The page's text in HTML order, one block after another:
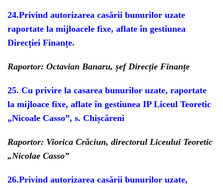
24.Privind autorizarea casării bunurilor uzate
raportate la mijloacele fixe, aflate în gestiunea
Direcției Finanțe.
Raportor: Octavian Banaru, șef Direcție Finanțe
25. Cu privire la casarea bunurilor uzate, raportate
la mijloace fixe, aflate în gestiunea IP Liceul Teoretic
„Nicoale Casso”, s. Chișcăreni
Raportor: Viorica Crăciun, directorul Liceului Teoretic
„Nicolae Casso”
26.Privind autorizarea casării bunurilor uzate,